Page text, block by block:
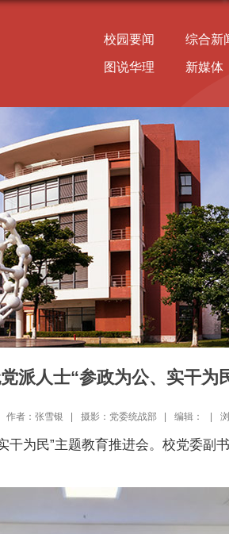
校园要闻 综合新
图说华理 新媒体
派人士“参政为公、实干为
作者：张雪银 | 摄影：党委统战部 | 编辑： |
为民”主题教育推进会。校党委副